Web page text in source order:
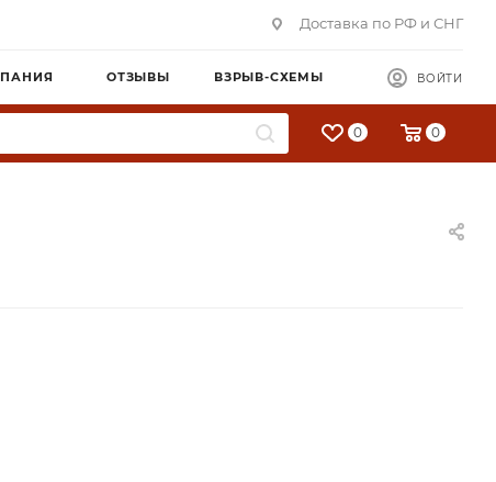
Доставка по РФ и СНГ
ОТЗЫВЫ ВЗРЫВ-СХЕМЫ ВОЙТИ
0 0